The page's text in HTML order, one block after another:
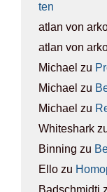
ten
atlan von
atlan von
Michael zu
Michael zu
Michael zu
Whiteshark
Binning zu
Ello zu
Badschmidti